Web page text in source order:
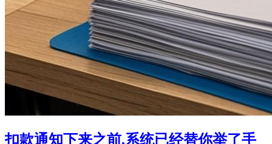
扣款通知下来之前,系统已经替你举了手